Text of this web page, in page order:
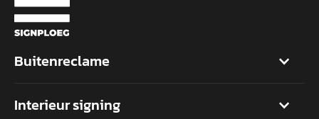
Buitenreclame
Interieur signing